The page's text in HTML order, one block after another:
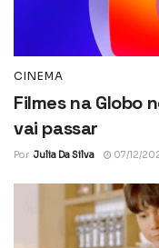
CINEMA
Filmes na Globo
vai passar
Por Julia Da Silva 07/12/